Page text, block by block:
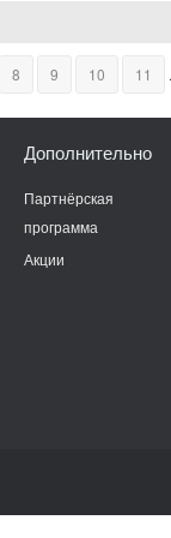
8 9 10 11
Дополнительно
Партнёрская
программа
Акции